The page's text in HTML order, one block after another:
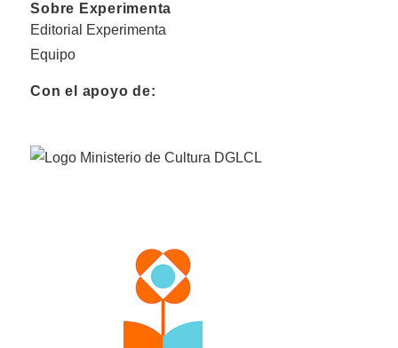
Sobre Experimenta
Editorial Experimenta
Equipo
Con el apoyo de: